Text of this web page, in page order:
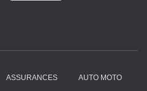
ASSURANCES AUTO MOTO